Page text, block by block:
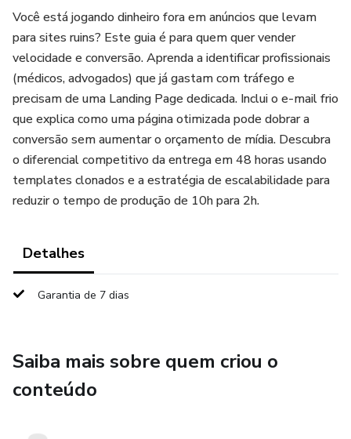
Você está jogando dinheiro fora em anúncios que levam
para sites ruins? Este guia é para quem quer vender
velocidade e conversão. Aprenda a identificar profissionais
(médicos, advogados) que já gastam com tráfego e
precisam de uma Landing Page dedicada. Inclui o e-mail frio
que explica como uma página otimizada pode dobrar a
conversão sem aumentar o orçamento de mídia. Descubra
o diferencial competitivo da entrega em 48 horas usando
templates clonados e a estratégia de escalabilidade para
reduzir o tempo de produção de 10h para 2h.
Detalhes
Garantia de 7 dias
Saiba mais sobre quem criou o
conteúdo